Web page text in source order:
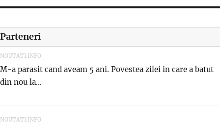
Parteneri
NOUTATI.INFO
M-a parasit cand aveam 5 ani. Povestea zilei in care a batut
din nou la...
NOUTATI.INFO